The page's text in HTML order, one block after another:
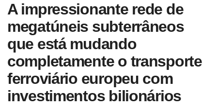
A impressionante rede de
megatúneis subterrâneos
que está mudando
completamente o transporte
ferroviário europeu com
investimentos bilionários